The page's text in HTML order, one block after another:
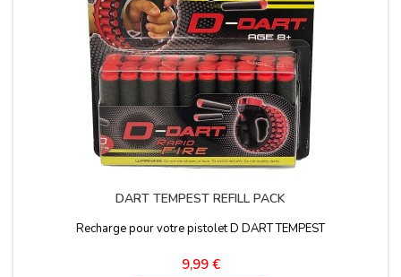
DART TEMPEST REFILL PACK
Recharge pour votre pistolet D DART TEMPEST
Prix
9,99 €